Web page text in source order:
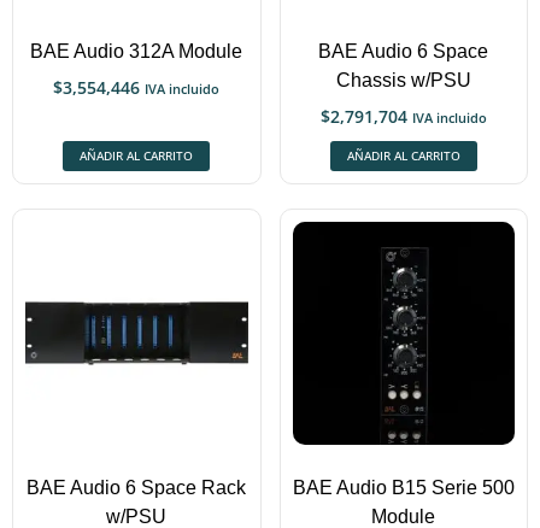
BAE Audio 312A Module
$3,554,446 IVA incluido
AÑADIR AL CARRITO
BAE Audio 6 Space
Chassis w/PSU
$2,791,704 IVA incluido
AÑADIR AL CARRITO
BAE Audio 6 Space Rack
w/PSU
BAE Audio B15 Serie 500
Module